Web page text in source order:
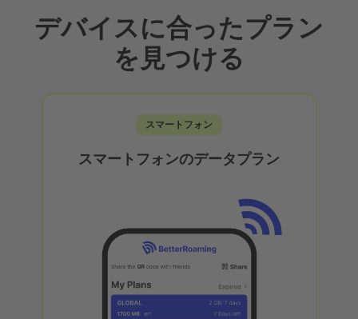
デバイスに合ったプラン
を見つける
スマートフォン
スマートフォンのデータプラン